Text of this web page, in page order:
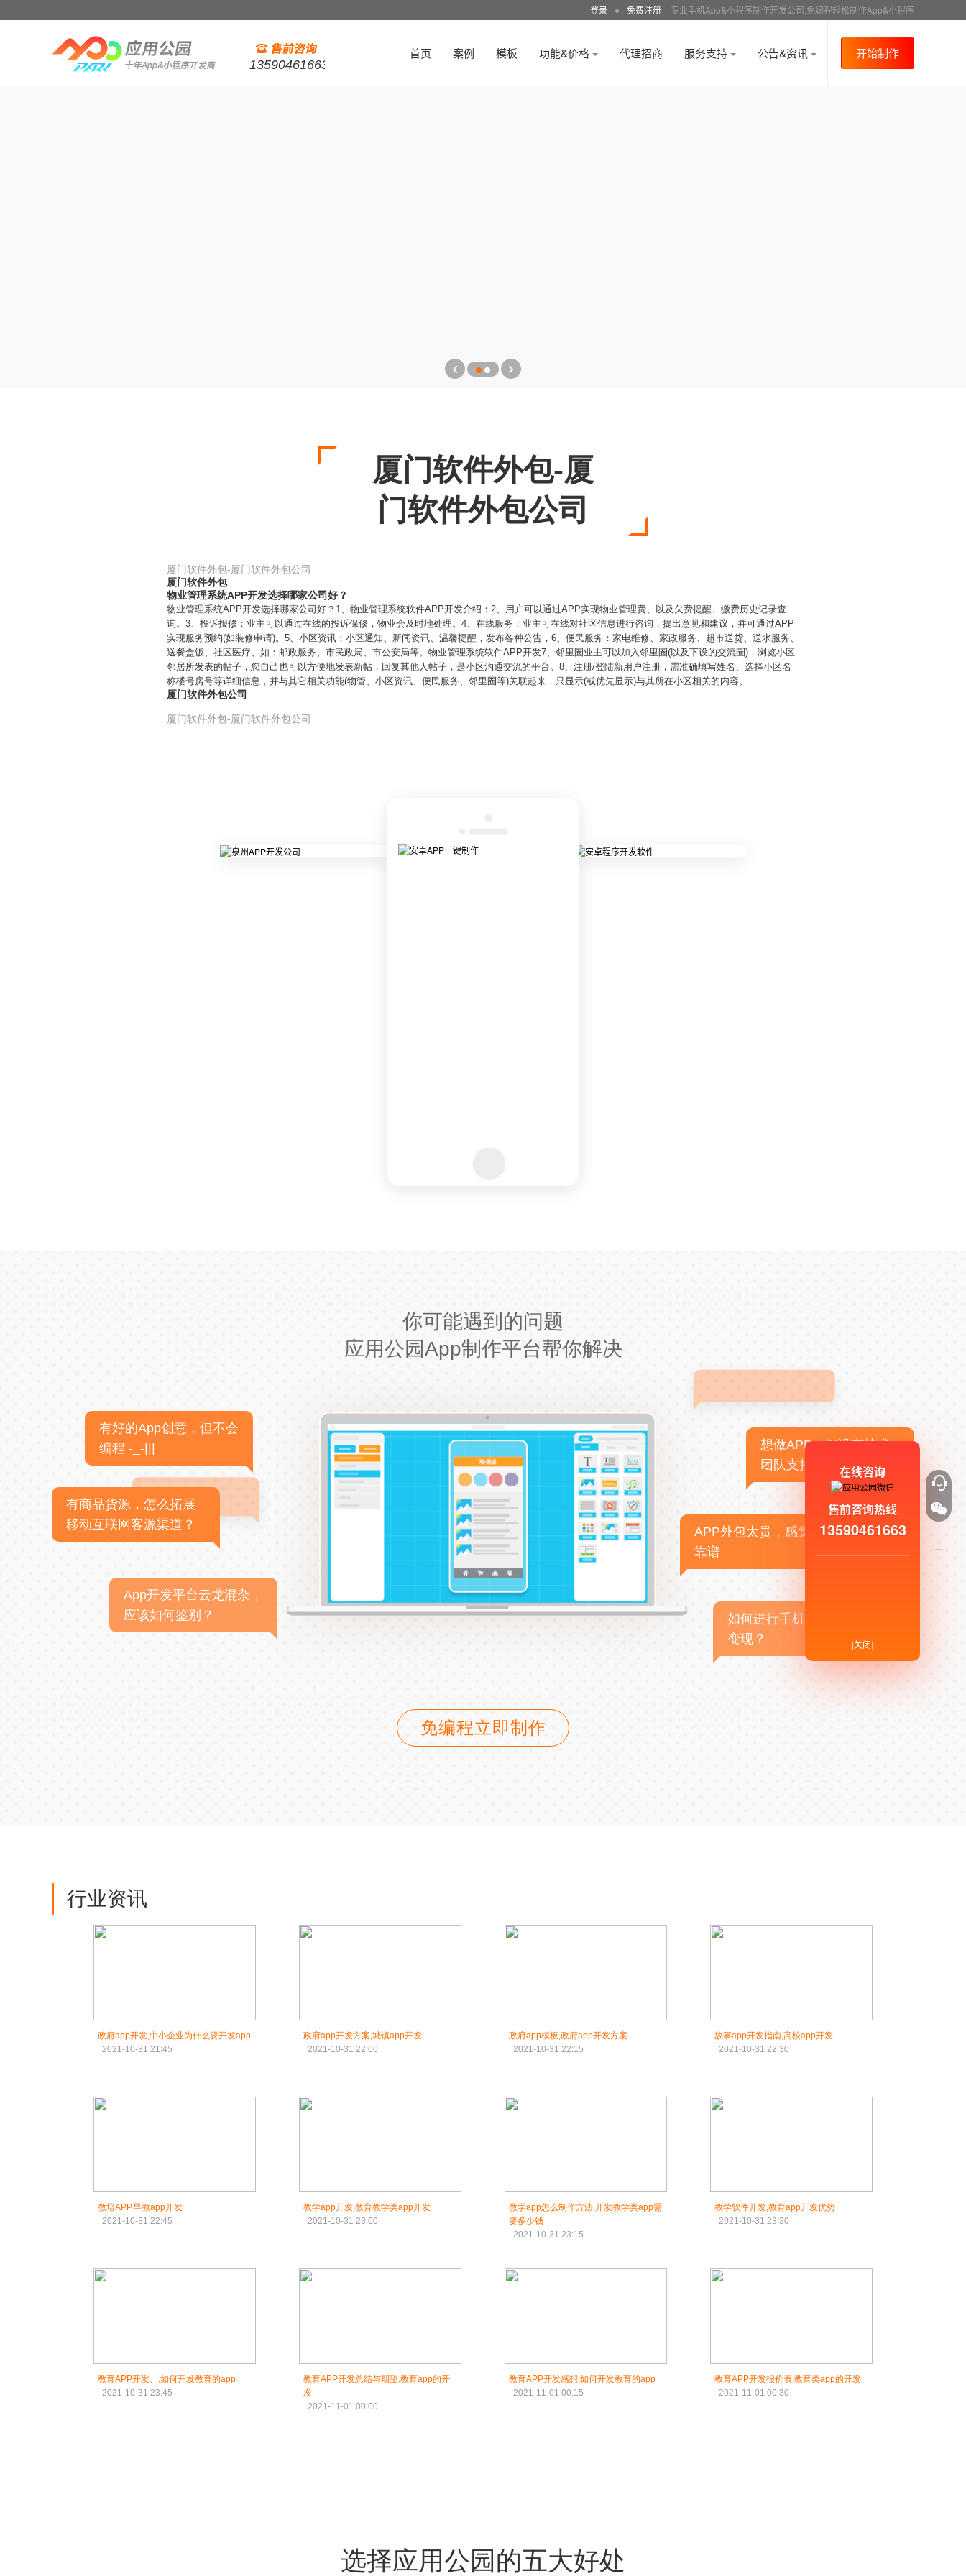
登录 ● 免费注册 专业手机App&小程序制作开发公司,免编程轻松制作App&小程序
13590461663
首页 案例 模板 功能&价格 代理招商 服务支持 公告&资讯 开始制作
厦门软件外包-厦
门软件外包公司
厦门软件外包-厦门软件外包公司
厦门软件外包
物业管理系统APP开发选择哪家公司好？
物业管理系统APP开发选择哪家公司好？1、物业管理系统软件APP开发介绍：2、用户可以通过APP实现物业管理费、以及欠费提醒、缴费历史记录查
询。3、投诉报修：业主可以通过在线的投诉保修，物业会及时地处理。4、在线服务：业主可在线对社区信息进行咨询，提出意见和建议，并可通过APP
实现服务预约(如装修申请)。5、小区资讯：小区通知、新闻资讯、温馨提醒，发布各种公告，6、便民服务：家电维修、家政服务、超市送货、送水服务、
送餐盒饭、社区医疗、如：邮政服务、市民政局、市公安局等。物业管理系统软件APP开发7、邻里圈业主可以加入邻里圈(以及下设的交流圈)，浏览小区
邻居所发表的帖子，您自己也可以方便地发表新帖，回复其他人帖子，是小区沟通交流的平台。8、注册/登陆新用户注册，需准确填写姓名、选择小区名
称楼号房号等详细信息，并与其它相关功能(物管、小区资讯、便民服务、邻里圈等)关联起来，只显示(或优先显示)与其所在小区相关的内容。
厦门软件外包公司
厦门软件外包-厦门软件外包公司
你可能遇到的问题
应用公园App制作平台帮你解决
有好的App创意，但不会
编程 -_-|||
有商品货源，怎么拓展
移动互联网客源渠道？
App开发平台云龙混杂，
应该如何鉴别？
想做APP，但没有技术
团队支持
APP外包太贵，感觉不
靠谱
如何进行手机APP商业
变现？
免编程立即制作
行业资讯
政府app开发,中小企业为什么要开发app
2021-10-31 21:45
政府app开发方案,城镇app开发
2021-10-31 22:00
政府app模板,政府app开发方案
2021-10-31 22:15
故事app开发指南,高校app开发
2021-10-31 22:30
教培APP,早教app开发
2021-10-31 22:45
教学app开发,教育教学类app开发
2021-10-31 23:00
教学app怎么制作方法,开发教学类app需
要多少钱
2021-10-31 23:15
教学软件开发,教育app开发优势
2021-10-31 23:30
教育APP开发、,如何开发教育的app
2021-10-31 23:45
教育APP开发总结与期望,教育app的开
发
2021-11-01 00:00
教育APP开发感想,如何开发教育的app
2021-11-01 00:15
教育APP开发报价表,教育类app的开发
2021-11-01 00:30
选择应用公园的五大好处
在线咨询
售前咨询热线
13590461663
[关闭]